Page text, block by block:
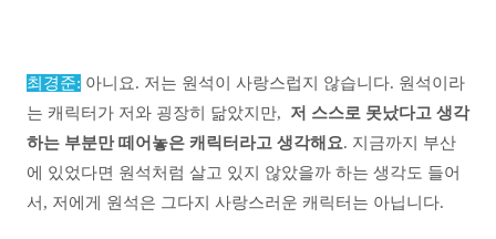
최경준: 아니요. 저는 원석이 사랑스럽지 않습니다. 원석이라
는 캐릭터가 저와 굉장히 닮았지만, 저 스스로 못났다고 생각
하는 부분만 떼어놓은 캐릭터라고 생각해요. 지금까지 부산
에 있었다면 원석처럼 살고 있지 않았을까 하는 생각도 들어
서, 저에게 원석은 그다지 사랑스러운 캐릭터는 아닙니다.